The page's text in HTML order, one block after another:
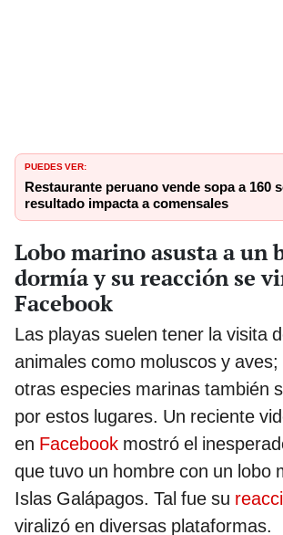
PUEDES VER:
Restaurante peruano vende sopa a 160
resultado impacta a comensales
Lobo marino asusta a un
dormía y su reacción se
Facebook
Las playas suelen tener la visita
animales como moluscos y
otras especies marinas también
por estos lugares. Un reciente
en Facebook mostró el
que tuvo un hombre con un lobo
Islas Galápagos. Tal fue su
viralizó en diversas plataformas.